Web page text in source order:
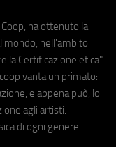
ha ottenuto la
mondo, nell'ambito
la Certificazione etica".
vanta un primato:
e appena può, lo
agli artisti.
di ogni genere.